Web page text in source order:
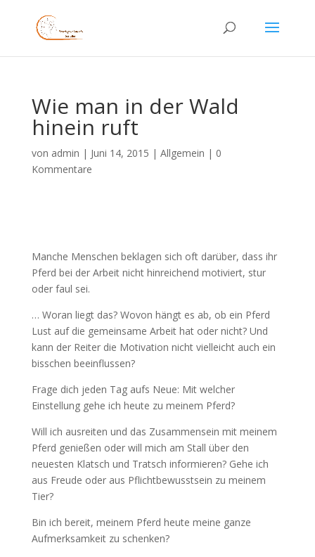
Wie man in der Wald
hinein ruft
von admin | Juni 14, 2015 | Allgemein | 0
Kommentare
Manche Menschen beklagen sich oft darüber, dass ihr
Pferd bei der Arbeit nicht hinreichend motiviert, stur
oder faul sei.
… Woran liegt das? Wovon hängt es ab, ob ein Pferd
Lust auf die gemeinsame Arbeit hat oder nicht? Und
kann der Reiter die Motivation nicht vielleicht auch ein
bisschen beeinflussen?
Frage dich jeden Tag aufs Neue: Mit welcher
Einstellung gehe ich heute zu meinem Pferd?
Will ich ausreiten und das Zusammensein mit meinem
Pferd genießen oder will mich am Stall über den
neuesten Klatsch und Tratsch informieren? Gehe ich
aus Freude oder aus Pflichtbewusstsein zu meinem
Tier?
Bin ich bereit, meinem Pferd heute meine ganze
Aufmerksamkeit zu schenken?